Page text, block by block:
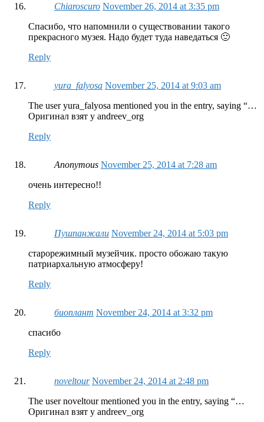
Сhiaroscuro November 26, 2014 at 3:35 pm
Спасибо, что напомнили о существовании такого
прекрасного музея. Надо будет туда наведаться 🙂
Reply
yura_falyosa November 25, 2014 at 9:03 am
The user yura_falyosa mentioned you in the entry, saying “…
Оригинал взят у andreev_org
Reply
Anonymous November 25, 2014 at 7:28 am
очень интересно!!
Reply
Пушпанжали November 24, 2014 at 5:03 pm
старорежимный музейчик. просто обожаю такую
патриархальную атмосферу!
Reply
биоплант November 24, 2014 at 3:32 pm
спасибо
Reply
noveltour November 24, 2014 at 2:48 pm
The user noveltour mentioned you in the entry, saying “…
Оригинал взят у andreev_org